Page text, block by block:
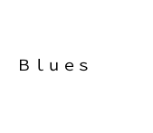
Ｂｌｕｅｓ